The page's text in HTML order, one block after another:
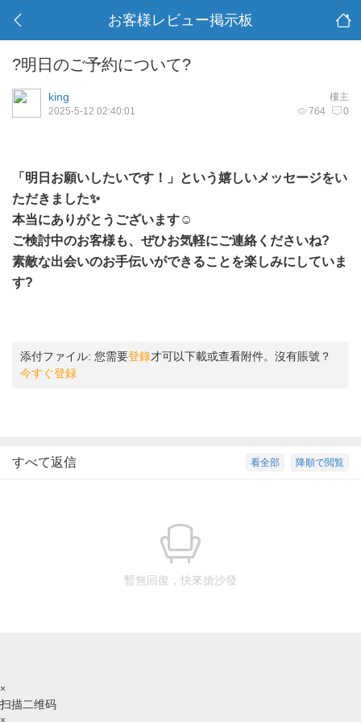
お客様レビュー掲示板
?明日のご予約について?
樓主
king
764 0
2025-5-12 02:40:01
「明日お願いしたいです！」という嬉しいメッセージをい
ただきました✨
本当にありがとうございます☺️
ご検討中のお客様も、ぜひお気軽にご連絡くださいね?
素敵な出会いのお手伝いができることを楽しみにしていま
す?
添付ファイル: 您需要登錄才可以下載或查看附件。沒有賬號？
今すぐ登録
降順で閲覧
看全部
すべて返信
暫無回復，快來搶沙發
×
扫描二维码